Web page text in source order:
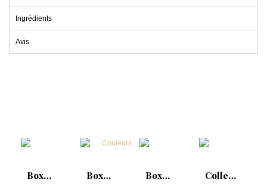
Ingrédients
Avis
Box
Box
Box
Collection